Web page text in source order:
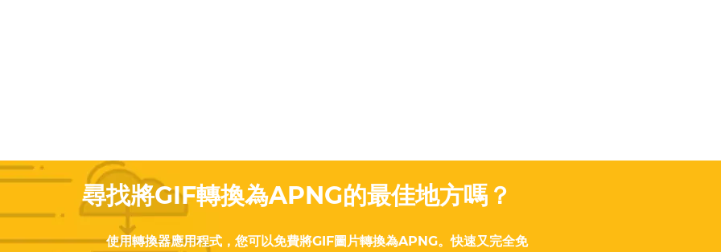
尋找將GIF轉換為APNG的最佳地方嗎？
使用轉換器應用程式，您可以免費將GIF圖片轉換為APNG。快速又完全免